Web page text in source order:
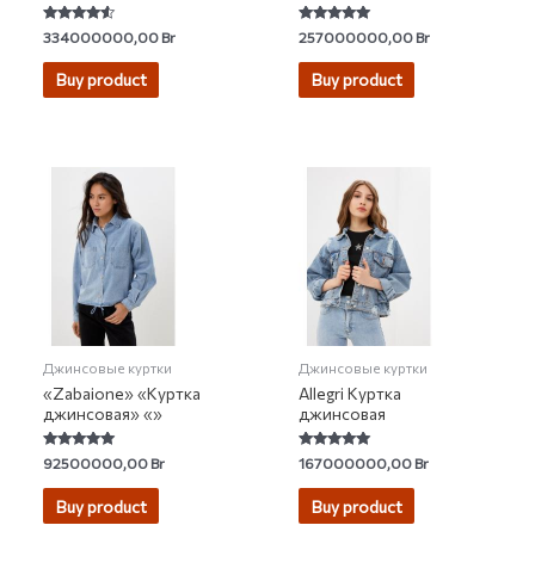
Rated
4.33
out of 5
334000000,00Br
Buy product
Rated
5.00
out of 5
257000000,00Br
Buy product
Джинсовые куртки
«Zabaione» «Куртка
джинсовая» «»
Rated
5.00
out of 5
92500000,00Br
Buy product
Джинсовые куртки
Allegri Куртка
джинсовая
Rated
4.88
out of 5
167000000,00Br
Buy product